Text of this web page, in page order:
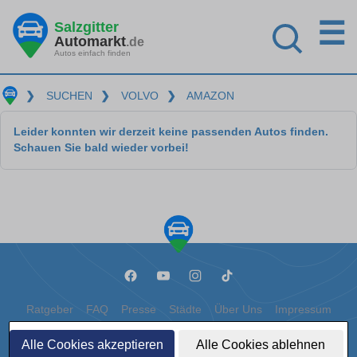
Alle Cookies akzeptieren Alle Cookies ablehnen
Salzgitter
Automarkt.de
Autos einfach finden
☰
❯ SUCHEN ❯ VOLVO ❯ AMAZON
Leider konnten wir derzeit keine passenden Autos finden.
Schauen Sie bald wieder vorbei!
Ratgeber FAQ Presse Städte Über Uns Impressum
Datenschutz Cookies